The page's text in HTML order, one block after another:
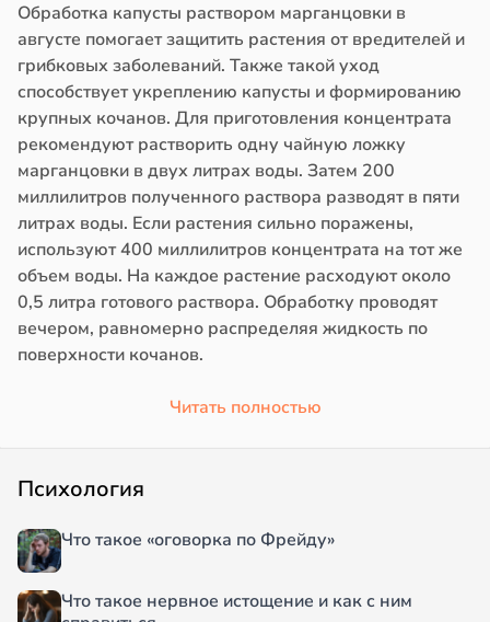
Обработка капусты раствором марганцовки в
августе помогает защитить растения от вредителей и
грибковых заболеваний. Также такой уход
способствует укреплению капусты и формированию
крупных кочанов. Для приготовления концентрата
рекомендуют растворить одну чайную ложку
марганцовки в двух литрах воды. Затем 200
миллилитров полученного раствора разводят в пяти
литрах воды. Если растения сильно поражены,
используют 400 миллилитров концентрата на тот же
объем воды. На каждое растение расходуют около
0,5 литра готового раствора. Обработку проводят
вечером, равномерно распределяя жидкость по
поверхности кочанов.
Читать полностью
Психология
Что такое «оговорка по Фрейду»
Что такое нервное истощение и как с ним